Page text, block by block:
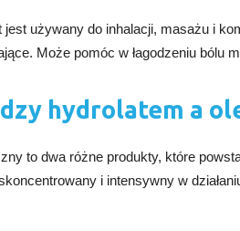
jest używany do inhalacji, masażu i
Może pomóc w łagodzeniu bólu
hydrolatem a
to dwa różne produkty, które
i intensywny w